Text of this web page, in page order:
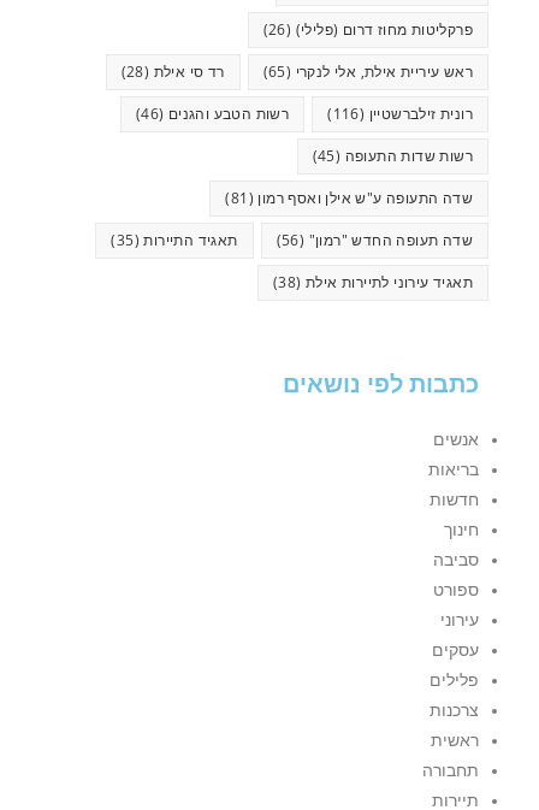
פרקליטות מחוז דרום (פלילי) (26)
ראש עיריית אילת, אלי לנקרי (65) רד סי אילת (28)
רונית זילברשטיין (116) רשות הטבע והגנים (46)
רשות שדות התעופה (45)
שדה התעופה ע"ש אילן ואסף רמון (81)
שדה תעופה החדש "רמון" (56) תאגיד התיירות(35)
תאגיד עירוני לתיירות אילת (38)
כתבות לפי נושאים
אנשים
בריאות
חדשות
חינוך
סביבה
ספורט
עירוני
עסקים
פלילים
צרכנות
ראשית
תחבורה
תיירות